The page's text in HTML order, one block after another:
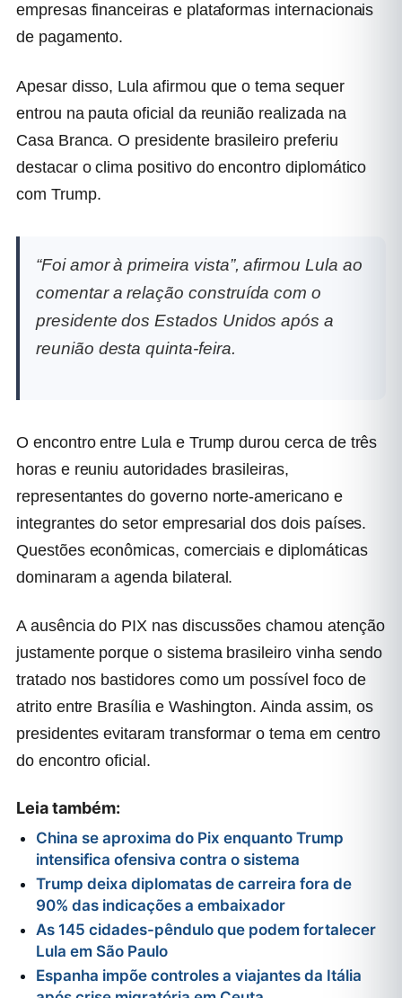
empresas financeiras e plataformas internacionais
de pagamento.
Apesar disso, Lula afirmou que o tema sequer
entrou na pauta oficial da reunião realizada na
Casa Branca. O presidente brasileiro preferiu
destacar o clima positivo do encontro diplomático
com Trump.
“Foi amor à primeira vista”, afirmou Lula ao
comentar a relação construída com o
presidente dos Estados Unidos após a
reunião desta quinta-feira.
O encontro entre Lula e Trump durou cerca de três
horas e reuniu autoridades brasileiras,
representantes do governo norte-americano e
integrantes do setor empresarial dos dois países.
Questões econômicas, comerciais e diplomáticas
dominaram a agenda bilateral.
A ausência do PIX nas discussões chamou atenção
justamente porque o sistema brasileiro vinha sendo
tratado nos bastidores como um possível foco de
atrito entre Brasília e Washington. Ainda assim, os
presidentes evitaram transformar o tema em centro
do encontro oficial.
Leia também:
China se aproxima do Pix enquanto Trump
intensifica ofensiva contra o sistema
Trump deixa diplomatas de carreira fora de
90% das indicações a embaixador
As 145 cidades-pêndulo que podem fortalecer
Lula em São Paulo
Espanha impõe controles a viajantes da Itália